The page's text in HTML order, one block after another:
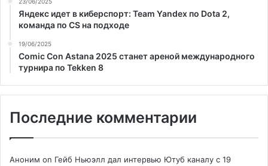
Яндекс идет в киберспорт: Team Yandex по Dota 2,
команда по CS на подходе
19/06/2025
Comic Con Astana 2025 станет ареной международного
турнира по Tekken 8
Последние комментарии
Аноним on Гейб Ньюэлл дал интервью Ютуб каналу с 19